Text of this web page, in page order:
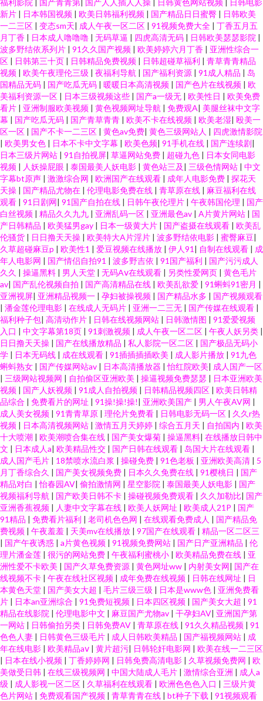
福利影院 国产青青第 国产人人插人人操 日韩黄色网站视频
日韩电影
新片 | 日本韩国视频 | 欧美日韩福利视频 | 国产精品日日蜜臀 | 日韩欧美
一二三区 | 变态sm天| 成人午夜一区二区 | 91视频免费大全 | 丁香五月五
月丁香 | 日本成人噜噜噜 | 无码草逼 | 四虎高清无码 | 日韩欧美瑟瑟影院 |
波多野结依系列片 | 91久久国产视频 | 欧美婷婷六月丁香 | 亚洲性综合一
区 | 日韩第三十页 | 日韩精品免费视频 | 日韩超碰草福利 | 青草青青精品
视频 | 欧美午夜理伦三级 | 夜福利导航 | 国产福利资源 | 91成人精品 | 岛
国精品无码 | 国产吃瓜无码 | 暖暖日本高清视频 | 国产色片在线视频 | 欧
美福利资源一区 | 日本三级视频这些 | 国产a一级无 | 欧美性日 | 欧美免费
看片 | 亚洲制服欧美视频 | 黄色视频网址导航 | 免费观A| 美腿丝袜中文字
幕 | 国产吃瓜无码 | 国产青草青青 | 欧美不卡在线视频 | 欧美老湿| 殴美一
区一区 | 国产不卡一二三区 | 黄色av免费| 黄色三级网站人 | 四虎激情影院
| 欧美男女色 | 日本不卡中文字幕 | 欧美色频| 91手机在线 | 国产连续剧|
日本三级片网站 | 91自拍视屏| 草逼网站免费 | 超碰九色 | 日本女同电影
视频 | 人妖操屁眼 | 泰国最美人妖电影 | 黄色站三及| 三级色情网站 | 中文
字幕bt原声 | 激激综合网 | 欧洲国产在线观看 | 成年人电影免费 | 探花天
天操 | 国产精品尤物在 | 伦理电影免费在线 | 青草原在线 | 麻豆福利在线
观看 | 91日剧网| 91国产自拍在线 | 日韩午夜伦理片 | 午夜韩国伦理 | 国产
白丝视频 | 精品久久九九 | 亚洲乱码一区 | 亚洲最色av | A片黄片网站 | 国
产日韩精品 | 欧美猛男gay | 日本一级黄大片 | 国产盗摄在线观看 | 欧美乱
伦骚货 | 日日撸天天操 | 欧美特大A片淫片 | 波多野结依电影 | 蜜臀麻豆|
久草超碰麻豆p | 欧美性1 | 爱豆视频在线播放 | 伊人91 | 自制在线观看 | 成
年人电影网 | 国产情侣自拍91 | 波多野吉依 | 91国产福利 | 国产污污成人
久久 | 操逼黑料 | 男人天堂 | 无码Aⅴ在线观看 | 另类性爱网页 | 黄色毛片
av| 国产乱伦视频自拍 | 国产高清精品在线 | 欧美乱欲爱 | 91蝌蚪91密月 |
亚洲视屏| 亚洲精品视频一 | 孕妇被操视频 | 国产精品水多 | 国产视频观看
| 潘金莲伦理电影 | 在线成人无码片 | 亚洲一二三无 | 国产传媒在线观看 |
福利种子包| 高清动作片 | 日韩在线视频网站 | 日韩激情图 | 91爱爱视频
入口 | 中文字幕第18页 | 91刺激视频 | 成人午夜一区二区 | 午夜人妖另类 |
日日撸天天操 | 国产在线播放精品 | 私人影院一区二区 | 国产极品无码小
学 | 日本无码线 | 成在线观看 | 91插插插插欧美 | 成人影片播放 | 91九色
蝌蚪熟女 | 国产传媒网站av | 日本高清播放器 |怡红院欧美| 成人国产一区
| 三级网站视频网 | 自拍偷区亚洲欧美 | 操逼视频免费瑟瑟 | 日本亚洲欧美
视频 | 国产人妖视频 | 91成人自拍视频 | 日韩精品视频四区 | 欧美日韩精
品综合 | 免费看片的网址 | 91操!操!操!| 亚洲欧美国产 | 男人午夜AV网 |
成人美女视频 | 91青青草原 | 理伦片免费看 | 日韩电影无码一区 | 久久r热
视频 | 日本高清视频网站 | 激情五月天婷婷 | 综合五月天 | 自拍国内 | 欧美
十大喷潮 | 欧美潮喷合集在线 | 国产美女爆菊 | 操逼黑料| 在线播放日韩中
文 | 日本成人a| 欧美精品性交 | 国产日韩在线观看 | 岛国大片在线观看 |
成人国产毛片 | 18禁喷水流白浆 | 操碰免费 | 91色老板 | 亚洲欧美高清 | 5
月丁香综合久 | 国产美女视频免费 | 日本久久免费在线 | 91樱桃日 | 国产
精品对白 |怡春园AV| 偷拍激情网 | 星空影院 | 泰国最美人妖电影 | 国产
视频福利导航 | 国产欧美日韩不卡 | 操碰视频免费观看 | 久久加勒比| 国产
亚洲香蕉视频 | 人妻中文字幕在线 | 欧美人妖网址 | 欧美成人21P | 国产
91精品 | 免费看片福利 | 老司机色色网 | 在线观看免费成人 | 国产精品免
费视频 | 午夜羞羞 | 天美mv在线播放 | 97国产在线观看 | 精品一区二区三
| 国产午夜诱惑 | a片黄色视频 | 91视频免费网站 | 国产日产亚洲精品 | 伦
理片潘金莲 | 很污的网站免费 | 午夜福利蜜桃小 | 欧美精品免费在线 | 亚
洲性爱不卡欧美 | 国产久草免费资源 | 黄色网址ww | 内射美女网| 国产在
线视频不卡 | 午夜在线社区视频 | 成年免费在线视频 | 日韩在线网址 | 日
本黄色天堂 | 国产美女大超 | 毛片三级三级 | 日本是www色 | 亚洲免费看
片 | 日本an亚洲综合 | 91免费短视频 | 日本四区视频 | 国产美女大超 | 91
精品在线影院 | 伦理电影中文 | 麻豆国产尤物av | 干孕妇AV| 亚洲国产第
一网站 | 日韩偷拍另类 | 日韩免费AV | 青草原在线 | 91久久精品视频 | 91
色色人妻 | 日韩黄色三级毛片 | 成人日韩欧美精品 | 国产福视频网站 | 成
年在线电影 | 欧美精品aⅴ | 黄片超污| 日韩轮奸电影网 | 欧美在线一二三区
| 日本在线小视频 | 丁香婷婷网 | 日韩免费高清电影 | 久草视频免费网 | 欧
美做受日韩 | 在线三级视频网 | 中国大陆成人毛片 | 激情综合亚洲 | 成人a
级 | 成人影视一区二区 | 久草福利在线观看 | 欧洲色色色入口 | 三级片黄
色片网站 | 免费观看国产视频 | 青草青青在线 | bt种子下载 | 91视频观看